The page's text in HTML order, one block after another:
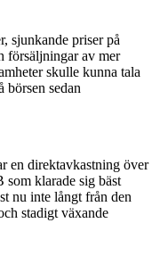
sjunkande priser på
försäljningar av mer
skulle kunna tala
börsen sedan
en direktavkastning över
som klarade sig bäst
nu inte långt från den
stadigt växande